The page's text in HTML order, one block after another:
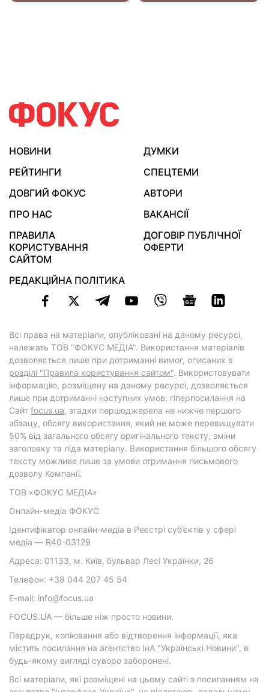
НОВИНИ
ДУМКИ
РЕЙТИНГИ
СПЕЦТЕМИ
ДОВГИЙ ФОКУС
АВТОРИ
ПРО НАС
ВАКАНСІЇ
ПРАВИЛА
КОРИСТУВАННЯ
САЙТОМ
ДОГОВІР ПУБЛІЧНОЇ
ОФЕРТИ
РЕДАКЦІЙНА ПОЛІТИКА
Всі права на матеріали, опубліковані на даному ресурсі,
належать ТОВ "ФОКУС МЕДІА". Використання матеріалів
дозволяється лише при дотриманні вимог, описаних в
розділі "Правила користування сайтом". Використовувати
інформацію, розміщену на даному ресурсі, дозволяється
лише при дотриманні наступних умов: гіперпосилання на
Cайт focus.ua, згадки першоджерела не нижче першого
абзацу, обсягу використання, який не може перевищувати
50% від загального обсягу оригінального тексту, зміни
заголовку та ліда матеріалу. Використання більшого обсягу
тексту можливе лише за умови отримання письмового
дозволу Компанії.
ТОВ «ФОКУС МЕДІА»
Онлайн-медіа ФОКУС
Ідентифікатор онлайн-медіа в Реєстрі суб’єктів у сфері
медіа — R40-03129
Адреса: 01133, м. Київ, бульвар Лесі Українки, 26
Телефон: +38 044 207 45 54
E-mail: info@focus.ua
FOCUS.UA — більше ніж просто новини.
Передрук, копіювання або відтворення інформації, яка
містить посилання на агентство ІнА "Українські Новини", в
будь-якому вигляді суворо заборонені.
Всі матеріали, які розміщені на цьому сайті з посиланням на